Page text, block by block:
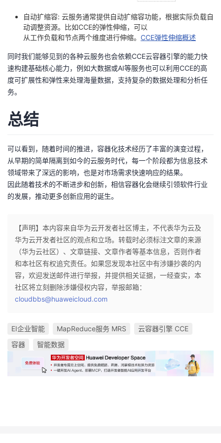
自动扩缩容: 云服务通常提供自动扩缩容功能，根据实际负载自
动调整资源。比如CCE的弹性伸缩，可以
从工作负载和节点两个维度进行伸缩。 CCE弹性伸缩概述
同时我们能够见到的各种云服务也会依赖CCE云容器引擎的能力快
速构建基础核心能力，例如大数据或AI等服务也可以利用CCE的高
度可扩展性和弹性来处理海量数据，支持复杂的数据处理和分析任
务。
总结
可以看到，随着时间的推进，容器化技术经历了丰富的演变过程，
从早期的简单隔离到如今的云服务时代，每一个阶段都为信息技术
领域带来了深远的影响，也是对市场需求快速响应的结果。
因此随着技术的不断进步和创新，相信容器化会继续引领软件行业
的发展，推动更多创新应用的诞生。
【声明】本内容来自华为云开发者社区博主，不代表华为云及
华为云开发者社区的观点和立场。转载时必须标注文章的来源
（华为云社区）、文章链接、文章作者等基本信息，否则作者
和本社区有权追究责任。如果您发现本社区中有涉嫌抄袭的内
容，欢迎发送邮件进行举报，并提供相关证据，一经查实，本
社区将立刻删除涉嫌侵权内容，举报邮箱：
cloudbbs@huaweicloud.com
EI企业智能 MapReduce服务 MRS
云容器引擎 CCE
容器
智能数据